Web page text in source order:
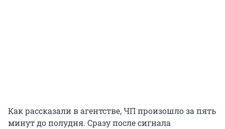
Как рассказали в агентстве, ЧП произошло за пять
минут до полудня. Сразу после сигнала